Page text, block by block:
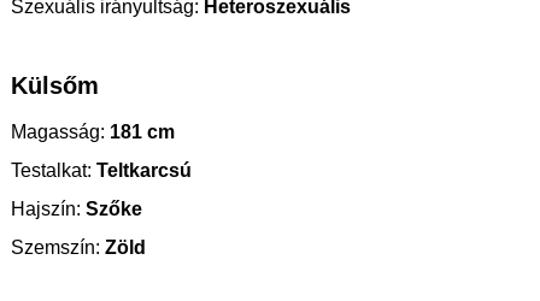
Szexuális irányultság: Heteroszexuális
Külsőm
Magasság: 181 cm
Testalkat: Teltkarcsú
Hajszín: Szőke
Szemszín: Zöld